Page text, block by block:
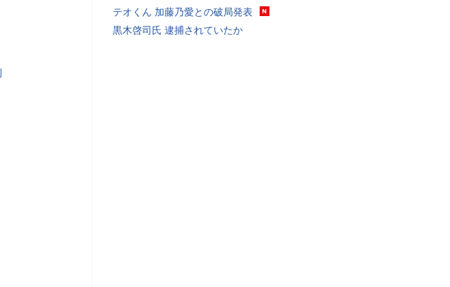
テオくん 加藤乃愛との破局発表
黒木啓司氏 逮捕されていたか